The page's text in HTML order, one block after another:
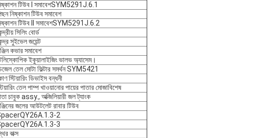
টিউব Ⅰ সমাবেশSYM5291J.6.1
নিষ্কাশন টিউব সমাবেশ
টিউব ⅠⅠ সমাবেশSYM5291J.6.2
সিলিং বোর্ড
সুইভেল জয়েন্ট
কভার সমাবেশ
ইকুয়ালাইজিং ভালভ অ্যাসেম।
তেল মোটা ফিল্টার সমর্থন SYM5421
স্টিয়ারিং ডিভাইস বন্ধনী
তেল পাম্প খাওয়ানোর পায়ের পাতার মোজাবিশেষ
চাবুক assy., অক্জিলিয়ারী জল ট্যাংক
জলের আউটলেট রাবার টিউব
2
3
বাক্স